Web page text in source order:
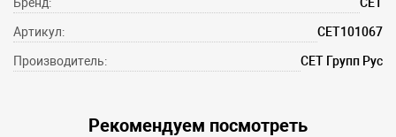
Артикул: CET101067
Производитель: СЕТ Групп Рус
Рекомендуем посмотреть